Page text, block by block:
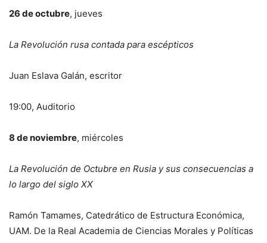
26 de octubre, jueves
La Revolución rusa contada para escépticos
Juan Eslava Galán, escritor
19:00, Auditorio
8 de noviembre, miércoles
La Revolución de Octubre en Rusia y sus consecuencias a
lo largo del siglo XX
Ramón Tamames, Catedrático de Estructura Económica,
UAM. De la Real Academia de Ciencias Morales y Políticas